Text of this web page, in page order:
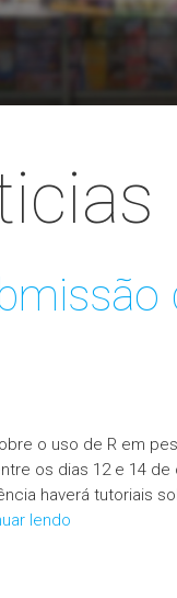
o uso de R em
os dias 12 e 14
haverá tutoriais
lendo